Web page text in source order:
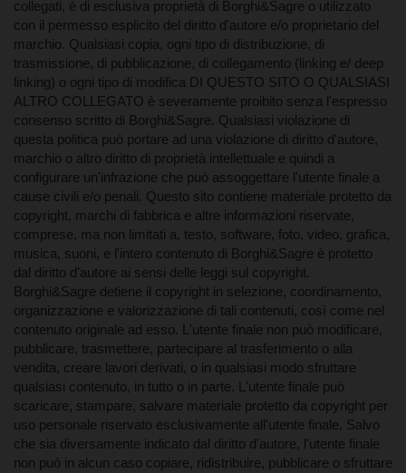
collegati, è di esclusiva proprietà di Borghi&Sagre o utilizzato
con il permesso esplicito del diritto d'autore e/o proprietario del
marchio. Qualsiasi copia, ogni tipo di distribuzione, di
trasmissione, di pubblicazione, di collegamento (linking e/ deep
linking) o ogni tipo di modifica DI QUESTO SITO O QUALSIASI
ALTRO COLLEGATO è severamente proibito senza l'espresso
consenso scritto di Borghi&Sagre. Qualsiasi violazione di
questa politica può portare ad una violazione di diritto d'autore,
marchio o altro diritto di proprietà intellettuale e quindi a
configurare un'infrazione che può assoggettare l'utente finale a
cause civili e/o penali. Questo sito contiene materiale protetto da
copyright, marchi di fabbrica e altre informazioni riservate,
comprese, ma non limitati a, testo, software, foto, video, grafica,
musica, suoni, e l'intero contenuto di Borghi&Sagre è protetto
dal diritto d'autore ai sensi delle leggi sul copyright.
Borghi&Sagre detiene il copyright in selezione, coordinamento,
organizzazione e valorizzazione di tali contenuti, così come nel
contenuto originale ad esso. L'utente finale non può modificare,
pubblicare, trasmettere, partecipare al trasferimento o alla
vendita, creare lavori derivati, o in qualsiasi modo sfruttare
qualsiasi contenuto, in tutto o in parte. L'utente finale può
scaricare, stampare, salvare materiale protetto da copyright per
uso personale riservato esclusivamente all'utente finale. Salvo
che sia diversamente indicato dal diritto d'autore, l'utente finale
non può in alcun caso copiare, ridistribuire, pubblicare o sfruttare